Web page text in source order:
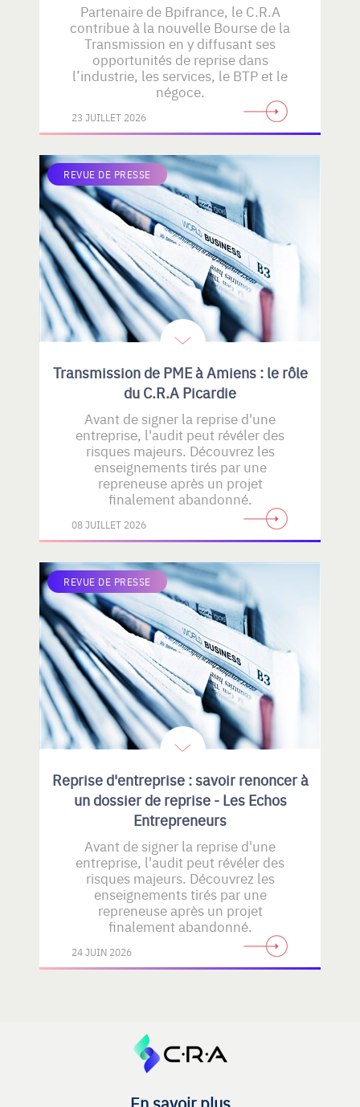
Partenaire de Bpifrance, le C.R.A
contribue à la nouvelle Bourse de la
Transmission en y diffusant ses
opportunités de reprise dans
l’industrie, les services, le BTP et le
négoce.
23 JUILLET 2026
REVUE DE PRESSE
Transmission de PME à Amiens : le rôle
du C.R.A Picardie
Avant de signer la reprise d'une
entreprise, l'audit peut révéler des
risques majeurs. Découvrez les
enseignements tirés par une
repreneuse après un projet
finalement abandonné.
08 JUILLET 2026
REVUE DE PRESSE
Reprise d'entreprise : savoir renoncer à
un dossier de reprise - Les Echos
Entrepreneurs
Avant de signer la reprise d'une
entreprise, l'audit peut révéler des
risques majeurs. Découvrez les
enseignements tirés par une
repreneuse après un projet
finalement abandonné.
24 JUIN 2026
En savoir plus